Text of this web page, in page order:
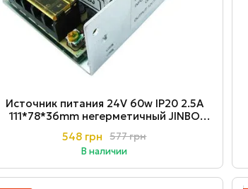
Источник питания 24V 60w ІР20 2.5A
111*78*36mm негерметичный JINBO
577 грн
548 грн
В наличии